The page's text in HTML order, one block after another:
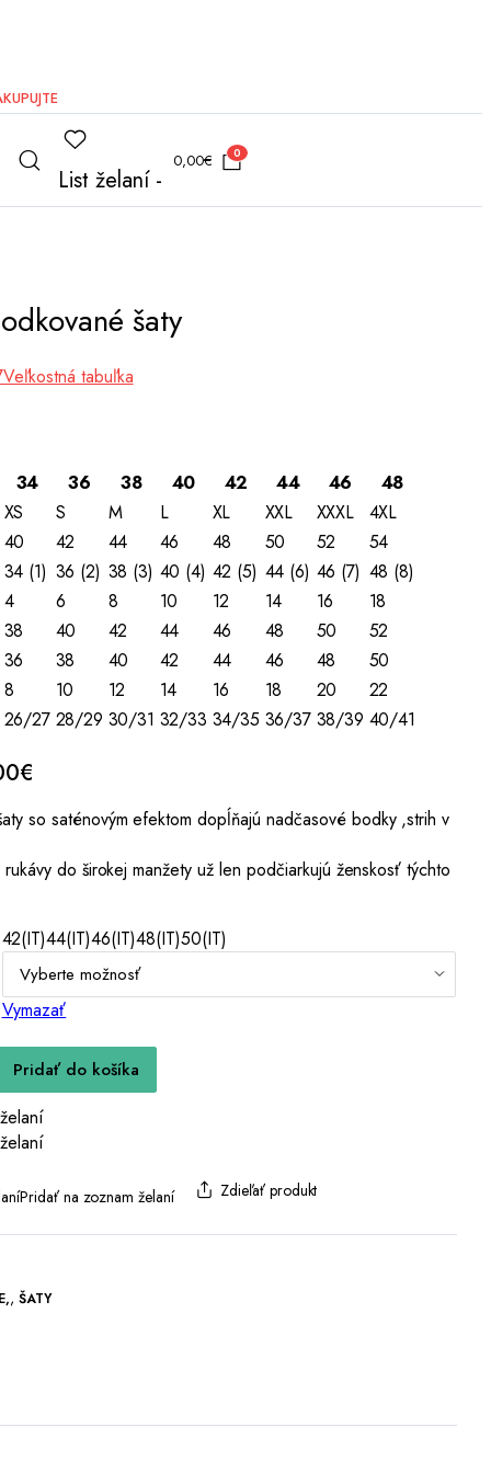
List želaní -
0,00€ 0
šaty
Veľkostná tabuľka
34 36 38 40 42 44 46
48
XS S M L XL XXL XXXL
4XL
40 42 44 46 48 50 52
54
34 (1) 36 (2) 38 (3) 40 (4) 42 (5) 44 (6) 46 (7) 48 (8)
4 6 8 10 12 14 16
18
38 40 42 44 46 48 50
52
36 38 40 42 44 46 48
50
8 10 12 14 16 18 20
22
26/27 28/29 30/31 32/33 34/35 36/37 38/39 40/41
€
is:
154,00€.
so saténovým efektom dopĺňajú nadčasové bodky ,strih v
do širokej manžety už len podčiarkujú ženskosť týchto
42(IT)44(IT)46(IT)48(IT)50(IT)
Vymazať
Pridať do košíka
Pridať na zoznam želaní Zdieľať produkt
, ŠATY